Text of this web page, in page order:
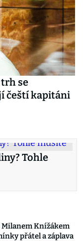
se
čeští kapitáni
Tohle
Knížákem
přátel a záplava